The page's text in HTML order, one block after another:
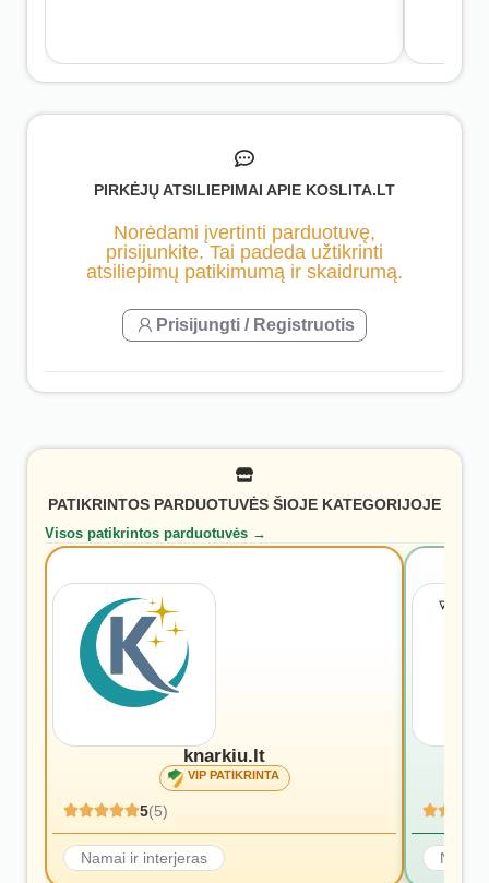
PIRKĖJŲ ATSILIEPIMAI APIE KOSLITA.LT
Norėdami įvertinti parduotuvę,
prisijunkite. Tai padeda užtikrinti
atsiliepimų patikimumą ir skaidrumą.
Prisijungti / Registruotis
PATIKRINTOS PARDUOTUVĖS ŠIOJE KATEGORIJOJE
Visos patikrintos parduotuvės →
knarkiu.lt
VIP PATIKRINTA
5(5)
Namai ir interjeras